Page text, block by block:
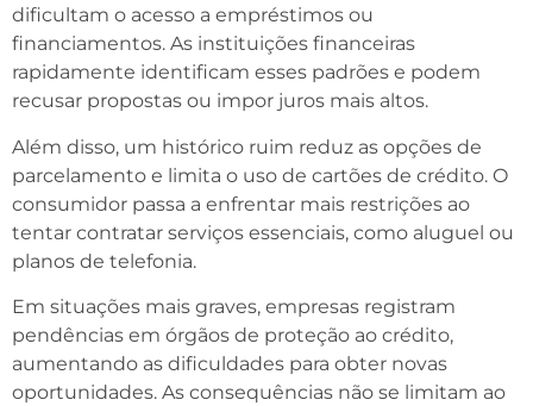
dificultam o acesso a empréstimos ou
financiamentos. As instituições financeiras
rapidamente identificam esses padrões e podem
recusar propostas ou impor juros mais altos.
Além disso, um histórico ruim reduz as opções de
parcelamento e limita o uso de cartões de crédito. O
consumidor passa a enfrentar mais restrições ao
tentar contratar serviços essenciais, como aluguel ou
planos de telefonia.
Em situações mais graves, empresas registram
pendências em órgãos de proteção ao crédito,
aumentando as dificuldades para obter novas
oportunidades. As consequências não se limitam ao